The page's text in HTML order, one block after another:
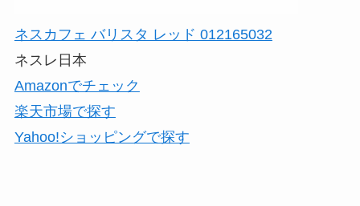
ネスカフェ バリスタ レッド 012165032
ネスレ日本
Amazonでチェック
楽天市場で探す
Yahoo!ショッピングで探す